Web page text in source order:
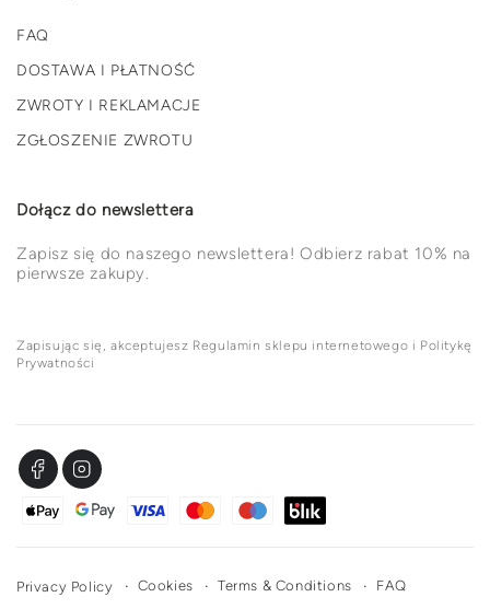
FAQ
DOSTAWA I PŁATNOŚĆ
ZWROTY I REKLAMACJE
ZGŁOSZENIE ZWROTU
Dołącz do newslettera
Zapisz się do naszego newslettera! Odbierz rabat 10% na
pierwsze zakupy.
Zapisując się, akceptujesz Regulamin sklepu internetowego i Politykę
Prywatności
FacebookInstagram
Metody
Privacy Policy Cookies Terms & Conditions FAQ